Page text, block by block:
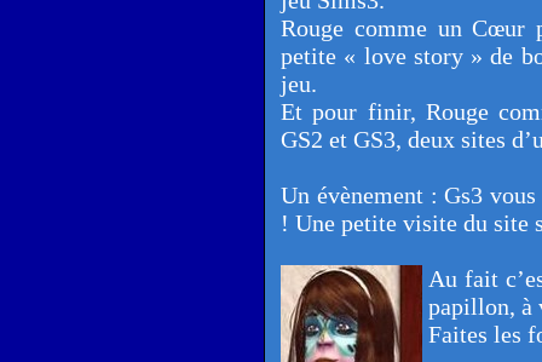
Rouge comme un
petite « love story » de
jeu.
Et pour finir, Rouge
GS2 et GS3, deux sites
Un évènement : Gs3
! Une petite visite du site
Au fait
papillon, à
Faites les